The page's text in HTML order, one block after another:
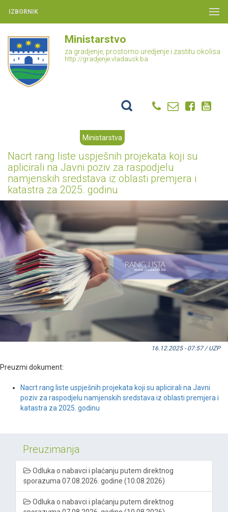
IZBORNIK
Ministarstvo
za gradjenje, prostorno uredjenje i zastitu okolisa
http://gradjenje.vladausk.ba
Ministarstva
Nacrt rang liste uspješnih projekata koji su
aplicirali na Javni poziv za raspodjelu
namjenskih sredstava iz oblasti premjera i
katastra za 2025. godinu
16.12.2025 - 07:57 / UZP
Preuzmi dokument:
Nacrt rang liste uspješnih projekata koji su aplicirali na Javni
poziv za raspodjelu namjenskih sredstava iz oblasti premjera i
katastra za 2025. godinu
Preuzimanja
Odluka o nabavci i plaćanju putem direktnog
sporazuma 07.08.2026. godine (10.08.2026)
Odluka o nabavci i plaćanju putem direktnog